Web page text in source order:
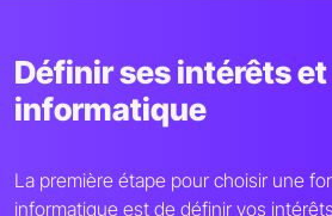
Définir ses intérêts
informatique
La première étape pour choisir une
informatique est de définir vos